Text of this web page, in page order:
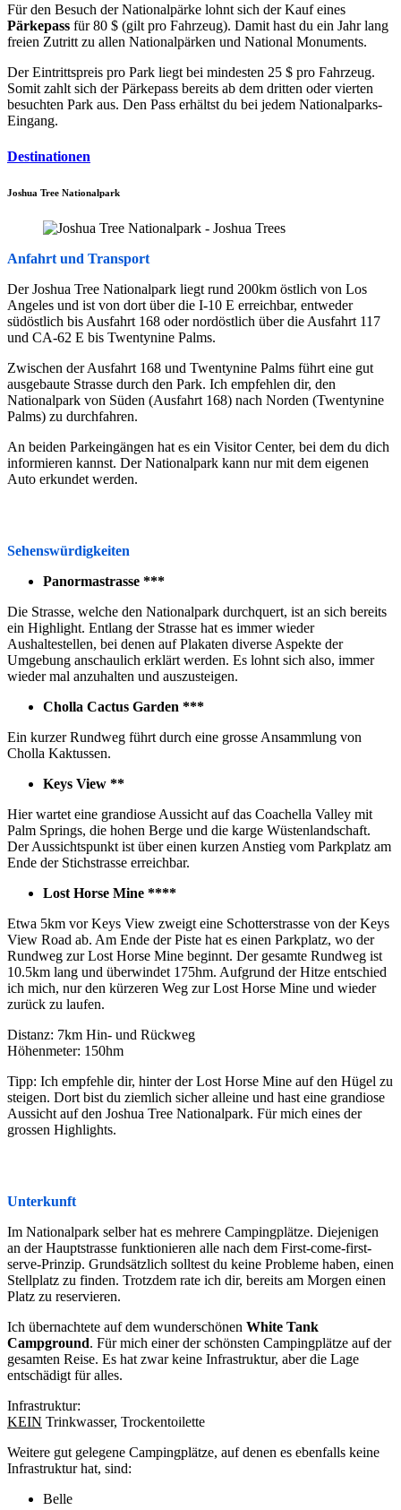
Für den Besuch der Nationalpärke lohnt sich der Kauf eines
Pärkepass für 80 $ (gilt pro Fahrzeug). Damit hast du ein Jahr lang
freien Zutritt zu allen Nationalpärken und National Monuments.
Der Eintrittspreis pro Park liegt bei mindesten 25 $ pro Fahrzeug.
Somit zahlt sich der Pärkepass bereits ab dem dritten oder vierten
besuchten Park aus. Den Pass erhältst du bei jedem Nationalparks-
Eingang.
Destinationen
Joshua Tree Nationalpark
Anfahrt und Transport
Der Joshua Tree Nationalpark liegt rund 200km östlich von Los
Angeles und ist von dort über die I-10 E erreichbar, entweder
südöstlich bis Ausfahrt 168 oder nordöstlich über die Ausfahrt 117
und CA-62 E bis Twentynine Palms.
Zwischen der Ausfahrt 168 und Twentynine Palms führt eine gut
ausgebaute Strasse durch den Park. Ich empfehlen dir, den
Nationalpark von Süden (Ausfahrt 168) nach Norden (Twentynine
Palms) zu durchfahren.
An beiden Parkeingängen hat es ein Visitor Center, bei dem du dich
informieren kannst. Der Nationalpark kann nur mit dem eigenen
Auto erkundet werden.
Sehenswürdigkeiten
Panormastrasse ***
Die Strasse, welche den Nationalpark durchquert, ist an sich bereits
ein Highlight. Entlang der Strasse hat es immer wieder
Aushaltestellen, bei denen auf Plakaten diverse Aspekte der
Umgebung anschaulich erklärt werden. Es lohnt sich also, immer
wieder mal anzuhalten und auszusteigen.
Cholla Cactus Garden ***
Ein kurzer Rundweg führt durch eine grosse Ansammlung von
Cholla Kaktussen.
Keys View **
Hier wartet eine grandiose Aussicht auf das Coachella Valley mit
Palm Springs, die hohen Berge und die karge Wüstenlandschaft.
Der Aussichtspunkt ist über einen kurzen Anstieg vom Parkplatz am
Ende der Stichstrasse erreichbar.
Lost Horse Mine ****
Etwa 5km vor Keys View zweigt eine Schotterstrasse von der Keys
View Road ab. Am Ende der Piste hat es einen Parkplatz, wo der
Rundweg zur Lost Horse Mine beginnt. Der gesamte Rundweg ist
10.5km lang und überwindet 175hm. Aufgrund der Hitze entschied
ich mich, nur den kürzeren Weg zur Lost Horse Mine und wieder
zurück zu laufen.
Distanz: 7km Hin- und Rückweg
Höhenmeter: 150hm
Tipp: Ich empfehle dir, hinter der Lost Horse Mine auf den Hügel zu
steigen. Dort bist du ziemlich sicher alleine und hast eine grandiose
Aussicht auf den Joshua Tree Nationalpark. Für mich eines der
grossen Highlights.
Unterkunft
Im Nationalpark selber hat es mehrere Campingplätze. Diejenigen
an der Hauptstrasse funktionieren alle nach dem First-come-first-
serve-Prinzip. Grundsätzlich solltest du keine Probleme haben, einen
Stellplatz zu finden. Trotzdem rate ich dir, bereits am Morgen einen
Platz zu reservieren.
Ich übernachtete auf dem wunderschönen White Tank
Campground. Für mich einer der schönsten Campingplätze auf der
gesamten Reise. Es hat zwar keine Infrastruktur, aber die Lage
entschädigt für alles.
Infrastruktur:
KEIN Trinkwasser, Trockentoilette
Weitere gut gelegene Campingplätze, auf denen es ebenfalls keine
Infrastruktur hat, sind:
Belle